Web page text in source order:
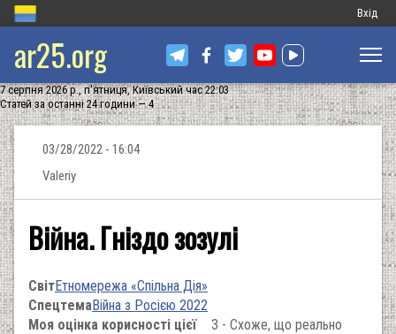
Меню
запису
Вхід
ar25.org
7 серпня 2026 р., п'ятниця, Київський час 22:03
Статей за останні 24 години — 4
03/28/2022 - 16:04
Valeriy
Війна. Гніздо зозулі
СвітЕтномережа «Спільна Дія»
СпецтемаВійна з Росією 2022
Моя оцінка корисності цієї
3 - Схоже, що реально